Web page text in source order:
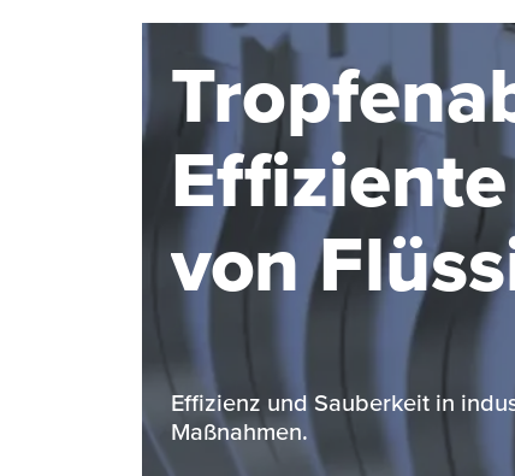
von
aus
Effizienz und Sauberkeit in
Maßnahmen.